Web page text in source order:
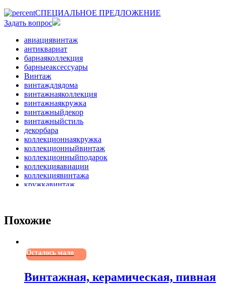
СПЕЦИАЛЬНОЕ ПРЕДЛОЖЕНИЕ
Задать вопрос
авиациявинтаж
антиквариат
барнаяколлекция
барныеаксессуары
Винтаж
винтаждлядома
винтажнаяколлекция
винтажнаякружка
винтажныйдекор
винтажныйстиль
декорбара
коллекционнаякружка
коллекционныйвинтаж
коллекционныйподарок
коллекцияавиации
коллекциявинтажа
кружкавинтаж
кружкасисторией
подарокколлекционеру
редкиевещи
ретропосуда
Похожие
Осталось мало
Винтажная, керамическая, пивная